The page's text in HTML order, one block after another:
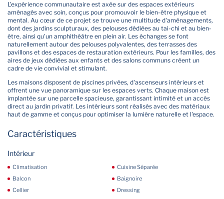
L'expérience communautaire est axée sur des espaces extérieurs
aménagés avec soin, conçus pour promouvoir le bien-être physique et
mental. Au cœur de ce projet se trouve une multitude d'aménagements,
dont des jardins sculpturaux, des pelouses dédiées au tai-chi et au bien-
être, ainsi qu'un amphithéâtre en plein air. Les échanges se font
naturellement autour des pelouses polyvalentes, des terrasses des
pavillons et des espaces de restauration extérieurs. Pour les familles, des
aires de jeux dédiées aux enfants et des salons communs créent un
cadre de vie convivial et stimulant.
Les maisons disposent de piscines privées, d'ascenseurs intérieurs et
offrent une vue panoramique sur les espaces verts. Chaque maison est
implantée sur une parcelle spacieuse, garantissant intimité et un accès
direct au jardin privatif. Les intérieurs sont réalisés avec des matériaux
haut de gamme et conçus pour optimiser la lumière naturelle et l'espace.
Caractéristiques
Intérieur
Climatisation
Cuisine Séparée
Balcon
Baignoire
Cellier
Dressing